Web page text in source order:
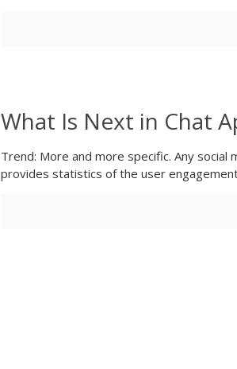
What Is Next in Chat
Trend: More and more specific. Any social
provides statistics of the user